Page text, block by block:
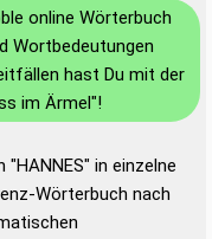
online Wörterbuch
Wortbedeutungen
hast Du mit der
im Ärmel"!
in einzelne
Wörterbuch nach